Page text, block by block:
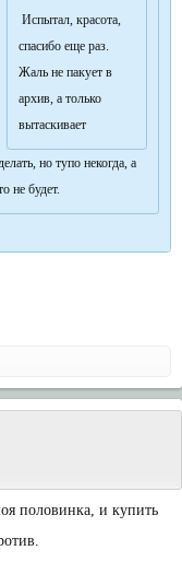
Испытал, красота,
спасибо еще раз.
Жаль не пакует в
архив, а только
вытаскивает
но тупо некогда, а
не будет.
половинка, и купить